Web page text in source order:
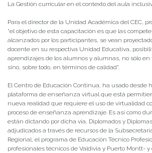
La Gestión curricular en el contexto del aula
Para el director de la Unidad Académica del CEC,
“el objetivo de esta capacitación es que las
alcanzados por los participantes, se vean
docente en su respectiva Unidad Educativa,
aprendizajes de los alumnos y alumnas, no sólo en
sino, sobre todo, en términos de calidad”.
El Centro de Educación Continua, ha usado desde
plataforma de enseñanza virtual que está
nueva realidad que requiere el uso de virtualidad
proceso de enseñanza aprendizaje. Es así como
están dictando por dicha vía, Diplomados y
adjudicados a través de recursos de la
Regional, el programa de Educación Técnico
profesionales técnicos de Valdivia y Puerto Montt- y